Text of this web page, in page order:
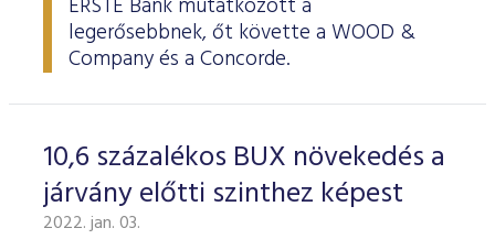
ERSTE Bank mutatkozott a
legerősebbnek, őt követte a WOOD &
Company és a Concorde.
10,6 százalékos BUX növekedés a
járvány előtti szinthez képest
2022. jan. 03.